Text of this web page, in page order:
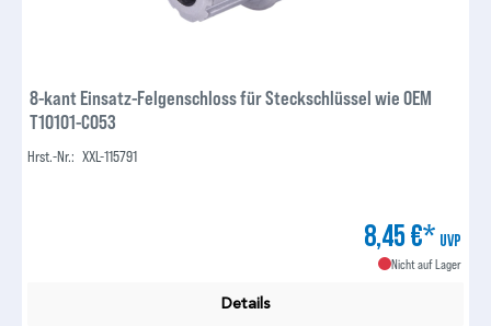
8-kant Einsatz-Felgenschloss für Steckschlüssel wie OEM
T10101-C053
Hrst.-Nr.: XXL-115791
8,45 €* UVP
Nicht auf Lager
Details